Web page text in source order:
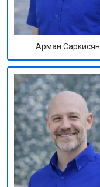
Арман Саркисян